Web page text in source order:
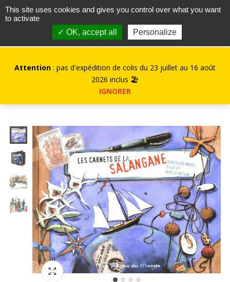
contact@kurioz.org
Attention : pas d'expédition de colis du 23 juillet au 16 août
2026 inclus 🏖️
IGNORER
Plein écran
This site uses cookies and gives you control over what you want
to activate
✓ OK, accept all
Personalize